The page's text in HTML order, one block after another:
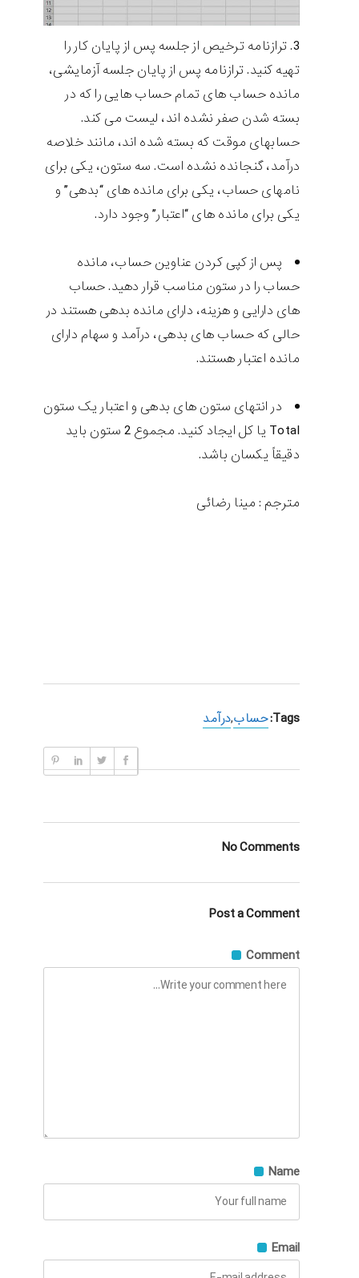
ترازنامه ترخیص از جلسه پس از پایان کار را
تهیه کنید. ترازنامه پس از پایان جلسه آزمایشی،
مانده حساب های تمام حساب هایی را که در
بسته شدن صفر نشده اند، لیست می کند.
حسابهای موقت که بسته شده اند، مانند خلاصه
درآمد، گنجانده نشده است. سه ستون، یکی برای
نامهای حساب، یکی برای مانده های “بدهی” و
یکی برای مانده های “اعتبار” وجود دارد.
پس از کپی کردن عناوین حساب، مانده
حساب را در ستون مناسب قرار دهید. حساب
های دارایی و هزینه، دارای مانده بدهی هستند در
حالی که حساب های بدهی، درآمد و سهام دارای
مانده اعتبار هستند.
در انتهای ستون های بدهی و اعتبار یک ستون
Total یا کل ایجاد کنید. مجموع 2 ستون باید
دقیقاً یکسان باشد.
مترجم : مینا رضائی
Tags: حساب,درآمد
No Comments
Post a Comment
Comment
Name
Email